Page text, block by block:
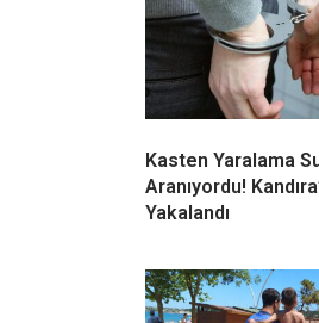
18 Çocuk
Edildi